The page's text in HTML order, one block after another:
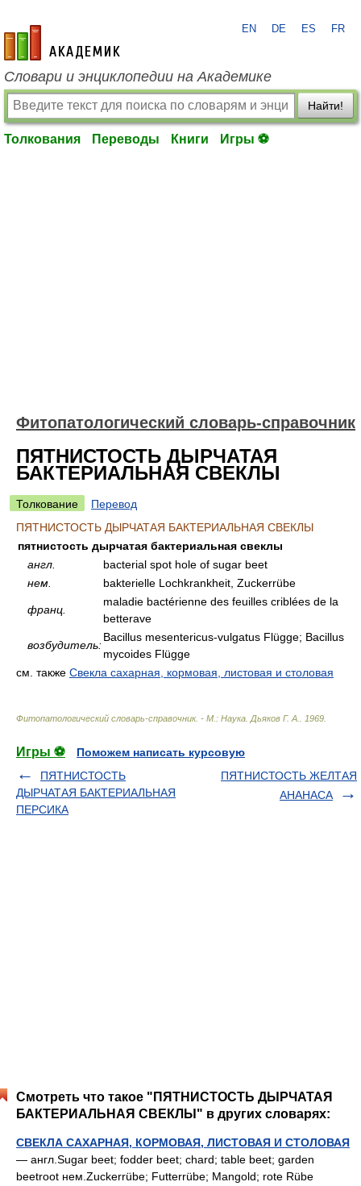
academic.ru
EN DE ES FR
Словари и энциклопедии на Академике
Найти!
Толкования Переводы Книги Игры ⚽
Фитопатологический словарь-справочник
ПЯТНИСТОСТЬ ДЫРЧАТАЯ
БАКТЕРИАЛЬНАЯ СВЕКЛЫ
Толкование
Перевод
ПЯТНИСТОСТЬ ДЫРЧАТАЯ БАКТЕРИАЛЬНАЯ СВЕКЛЫ
пятнистость дырчатая бактериальная свеклы
англ.
bacterial spot hole of sugar beet
нем.
bakterielle Lochkrankheit, Zuckerrübe
франц.
maladie bactérienne des feuilles criblées de la
betterave
возбудитель:
Bacillus mesentericus-vulgatus Flügge; Bacillus
mycoides Flügge
см. также Свекла сахарная, кормовая, листовая и столовая
Фитопатологический словарь-справочник. - М.: Наука Дьяков Г. А. 1969
Игры ⚽
Поможем написать курсовую
ПЯТНИСТОСТЬ
ДЫРЧАТАЯ БАКТЕРИАЛЬНАЯ
ПЕРСИКА
ПЯТНИСТОСТЬ ЖЕЛТАЯ
АНАНАСА
Смотреть что такое "ПЯТНИСТОСТЬ ДЫРЧАТАЯ
БАКТЕРИАЛЬНАЯ СВЕКЛЫ" в других словарях:
СВЕКЛА САХАРНАЯ, КОРМОВАЯ, ЛИСТОВАЯ И СТОЛОВАЯ
— англ.Sugar beet; fodder beet; chard; table beet; garden
beetroot нем.Zuckerrübe; Futterrübe; Mangold; rote Rübe